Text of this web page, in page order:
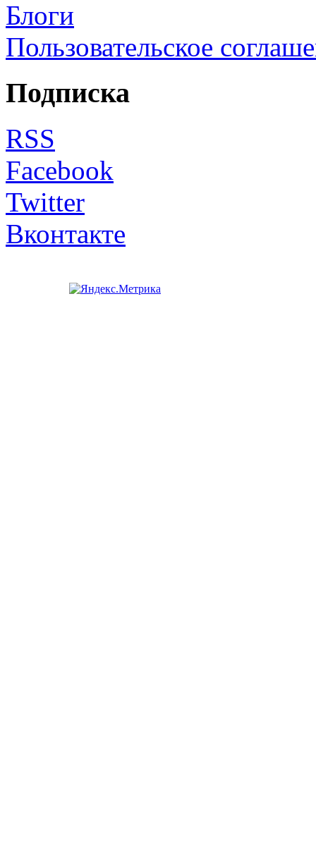
Блоги
Пользовательское
Подписка
RSS
Facebook
Twitter
Вконтакте